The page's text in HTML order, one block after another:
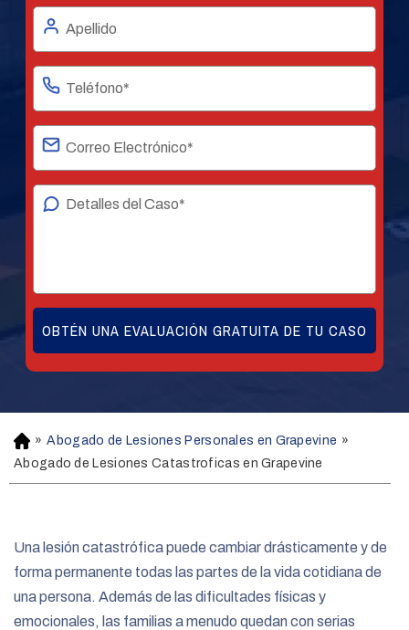
H
o
m
» Abogado de Lesiones Personales en Grapevine »
Abogado de Lesiones Catastroficas en Grapevine
Una lesión catastrófica puede cambiar drásticamente y de
forma permanente todas las partes de la vida cotidiana de
una persona. Además de las dificultades físicas y
emocionales, las familias a menudo quedan con serias